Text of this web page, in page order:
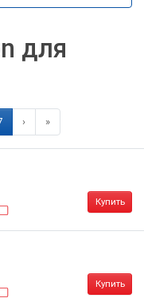
для
› »
Купить
Купить